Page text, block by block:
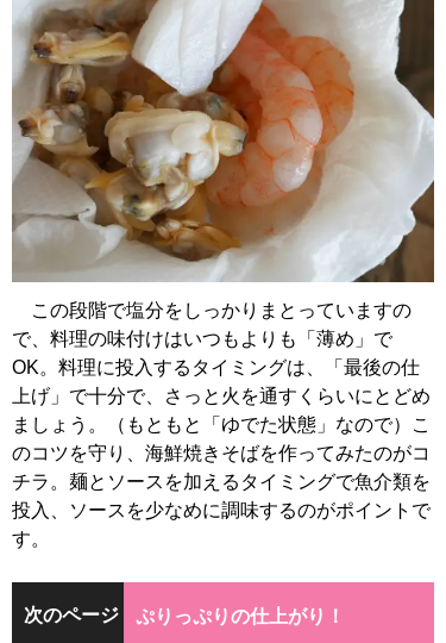
この段階で塩分をしっかりまとっていますの
で、料理の味付けはいつもよりも「薄め」で
OK。料理に投入するタイミングは、「最後の仕
上げ」で十分で、さっと火を通すくらいにとどめ
ましょう。（もともと「ゆでた状態」なので）こ
のコツを守り、海鮮焼きそばを作ってみたのがコ
チラ。麺とソースを加えるタイミングで魚介類を
投入、ソースを少なめに調味するのがポイントで
す。
次のページ ぷりっぷりの仕上がり！